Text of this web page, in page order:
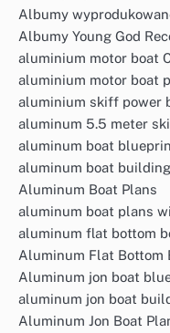
Albumy
Albumy Young God
aluminium motor boat
aluminium motor boat
aluminium skiff power
aluminum 5.5 meter
aluminum boat
aluminum boat
Aluminum Boat Plans
aluminum boat plans
aluminum flat bottom
Aluminum Flat Bottom
Aluminum jon boat
aluminum jon boat
Aluminum Jon Boat